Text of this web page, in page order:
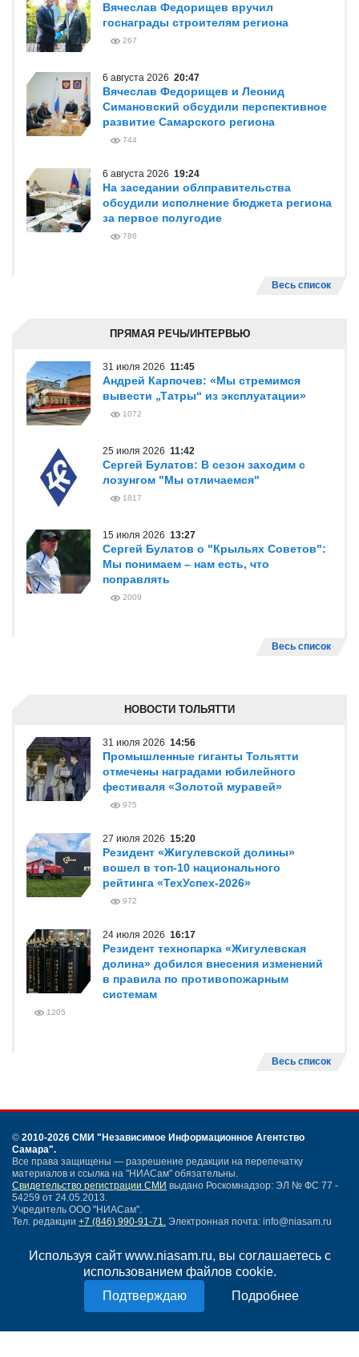
Используя сайт www.niasam.ru, вы соглашаетесь с
использованием файлов cookie.
Подробнее
Вячеслав Федорищев вручил
госнаграды строителям региона
267
6 августа 2026 20:47
Вячеслав Федорищев и Леонид
Симановский обсудили перспективное
развитие Самарского региона
744
6 августа 2026 19:24
На заседании облправительства
обсудили исполнение бюджета региона
за первое полугодие
786
Весь список
ПРЯМАЯ РЕЧЬ/ИНТЕРВЬЮ
31 июля 2026 11:45
Андрей Карпочев: «Мы стремимся
вывести „Татры“ из эксплуатации»
1072
25 июля 2026 11:42
Сергей Булатов: В сезон заходим с
лозунгом "Мы отличаемся"
1817
15 июля 2026 13:27
Сергей Булатов о "Крыльях Советов":
Мы понимаем – нам есть, что
поправлять
2009
Весь список
НОВОСТИ ТОЛЬЯТТИ
31 июля 2026 14:56
Промышленные гиганты Тольятти
отмечены наградами юбилейного
фестиваля «Золотой муравей»
975
27 июля 2026 15:20
Резидент «Жигулевской долины»
вошел в топ-10 национального
рейтинга «ТехУспех-2026»
972
24 июля 2026 16:17
Резидент технопарка «Жигулевская
долина» добился внесения изменений
в правила по противопожарным
системам
1205
Весь список
© 2010-2026 СМИ "Независимое Информационное Агентство
Самара".
Все права защищены — разрешение редакции на перепечатку
материалов и ссылка на "НИАСам" обязательны.
Свидетельство регистрации СМИ выдано Роскомнадзор: ЭЛ № ФС 77 -
54259 от 24.05.2013.
Учредитель ООО "НИАСам".
Тел. редакции +7 (846) 990-91-71. Электронная почта: info@niasam.ru
Карта сайта
Нашли ошибку?
Политика конфиденциальности
Согласие на обработку персональных данных